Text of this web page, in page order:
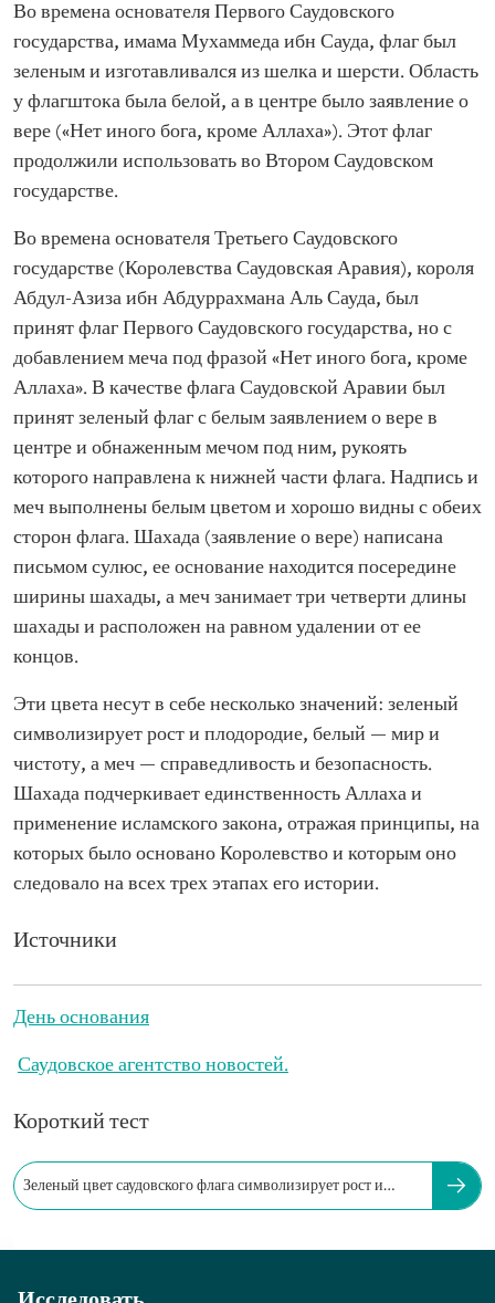
Во времена основателя Первого Саудовского
государства, имама Мухаммеда ибн Сауда, флаг был
зеленым и изготавливался из шелка и шерсти. Область
у флагштока была белой, а в центре было заявление о
вере («Нет иного бога, кроме Аллаха»). Этот флаг
продолжили использовать во Втором Саудовском
государстве.
Во времена основателя Третьего Саудовского
государстве (Королевства Саудовская Аравия), короля
Абдул-Азиза ибн Абдуррахмана Аль Сауда, был
принят флаг Первого Саудовского государства, но с
добавлением меча под фразой «Нет иного бога, кроме
Аллаха». В качестве флага Саудовской Аравии был
принят зеленый флаг с белым заявлением о вере в
центре и обнаженным мечом под ним, рукоять
которого направлена к нижней части флага. Надпись и
меч выполнены белым цветом и хорошо видны с обеих
сторон флага. Шахада (заявление о вере) написана
письмом сулюс, ее основание находится посередине
ширины шахады, а меч занимает три четверти длины
шахады и расположен на равном удалении от ее
концов.
Эти цвета несут в себе несколько значений: зеленый
символизирует рост и плодородие, белый — мир и
чистоту, а меч — справедливость и безопасность.
Шахада подчеркивает единственность Аллаха и
применение исламского закона, отражая принципы, на
которых было основано Королевство и которым оно
следовало на всех трех этапах его истории.
Источники
День основания
Саудовское агентство новостей.
Короткий тест
Зеленый цвет саудовского флага символизирует рост и